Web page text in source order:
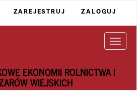
ZAREJESTRUJ ZALOGUJ
EKONOMII ROLNICTWA I
WIEJSKICH